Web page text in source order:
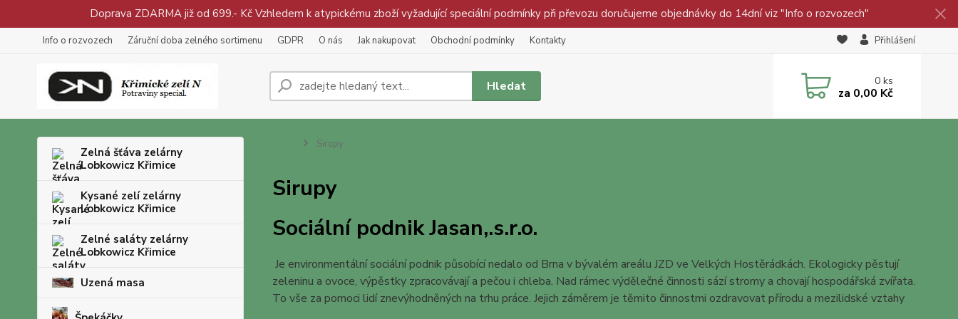
Doprava ZDARMA již od 699.- Kč Vzhledem k atypickému zboží vyžadující speciální podmínky při převozu doručujeme objednávky do 14dní viz "Info o rozvozech"
Info o rozvozech Záruční doba zelného sortimenu GDPR O nás Jak nakupovat Obchodní podmínky Kontakty Přihlášení
Hledat 0ks
za 0,00 Kč
Zelná šťáva zelárny
Lobkowicz Křimice
Kysané zelí zelárny
Lobkowicz Křimice
Zelné saláty zelárny
Lobkowicz Křimice
Uzená masa
Sirupy
Sirupy
Sociální podnik Jasan,.s.r.o.
Je environmentální sociální podnik působící nedalo od Brna v bývalém areálu JZD ve Velkých Hostěrádkách. Ekologicky pěstují
zeleninu a ovoce, výpěstky zpracovávají a pečou i chleba. Nad rámec výdělečné činnosti sází stromy a chovají hospodářská zvířata.
To vše za pomoci lidí znevýhodněných na trhu práce. Jejich záměrem je těmito činnostmi ozdravovat přírodu a mezilidské vztahy